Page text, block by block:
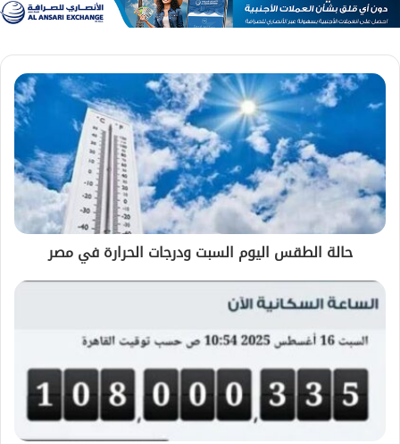
حالة الطقس اليوم السبت ودرجات الحرارة في مصر